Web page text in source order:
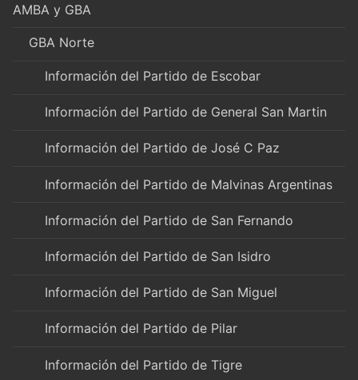
AMBA y GBA
GBA Norte
Información del Partido de Escobar
Información del Partido de General San Martin
Información del Partido de José C Paz
Información del Partido de Malvinas Argentinas
Información del Partido de San Fernando
Información del Partido de San Isidro
Información del Partido de San Miguel
Información del Partido de Pilar
Información del Partido de Tigre